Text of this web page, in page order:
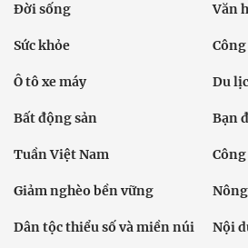
Đời sống Văn
Sức khỏe
Ô tô xe máy Du
Bất động sản Bạn
Tuần Việt Nam
Giảm nghèo bền vững
Dân tộc thiểu số và miền núi Nội